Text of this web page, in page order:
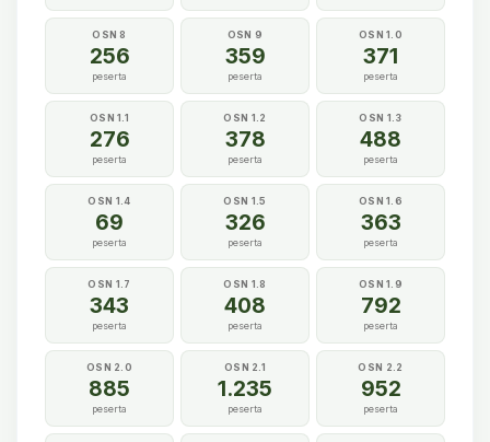
OSN 8
256
peserta
OSN 9
359
peserta
OSN 1.0
371
peserta
OSN 1.1
276
peserta
OSN 1.2
378
peserta
OSN 1.3
488
peserta
OSN 1.4
69
peserta
OSN 1.5
326
peserta
OSN 1.6
363
peserta
OSN 1.7
343
peserta
OSN 1.8
408
peserta
OSN 1.9
792
peserta
OSN 2.0
885
peserta
OSN 2.1
1.235
peserta
OSN 2.2
952
peserta